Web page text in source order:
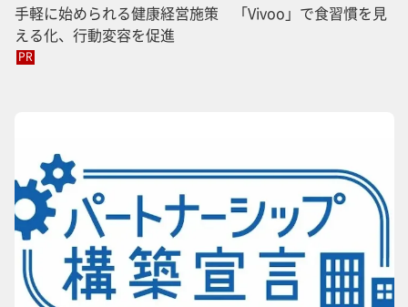
手軽に始められる健康経営施策 「Vivoo」で食習慣を見
える化、行動変容を促進
PR